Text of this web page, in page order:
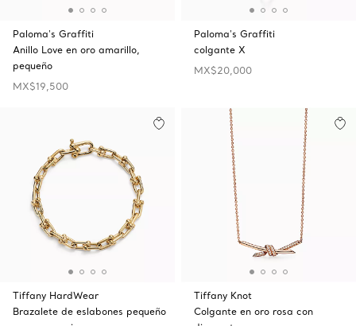
Paloma's Graffiti
Anillo Love en oro amarillo,
pequeño
MX$19,500
Paloma's Graffiti
colgante X
MX$20,000
Tiffany HardWear
Brazalete de eslabones pequeño
Tiffany Knot
Colgante en oro rosa con